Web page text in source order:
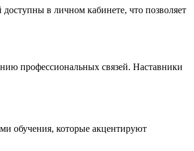
в личном кабинете, что позволяет
профессиональных связей. Наставники
обучения, которые акцентируют